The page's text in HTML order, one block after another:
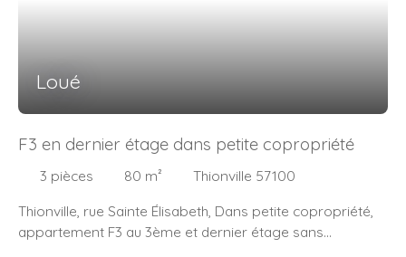
Loué
F3 en dernier étage dans petite copropriété
3 pièces 80 m²
Thionville 57100
Thionville, rue Sainte Élisabeth, Dans petite copropriété,
appartement F3 au 3ème et dernier étage sans